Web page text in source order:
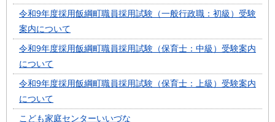
令和9年度採用飯綱町職員採用試験（一般行政職：初級）受験
案内について
令和9年度採用飯綱町職員採用試験（保育士：中級）受験案内
について
令和9年度採用飯綱町職員採用試験（保育士：上級）受験案内
について
こども家庭センターいいづな